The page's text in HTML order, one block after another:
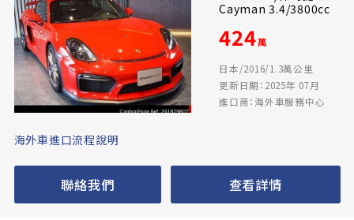
Cayman 3.4/3800cc
424萬
日本/2016/1.3萬公里
更新日期：2025年 07月
進口商：海外車服務中心
海外車進口流程說明
聯絡我們 查看詳情